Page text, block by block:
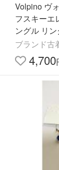
Volpino ヴ
フスキーエ
ングル リ
095 レディ
ブランド古
4,700